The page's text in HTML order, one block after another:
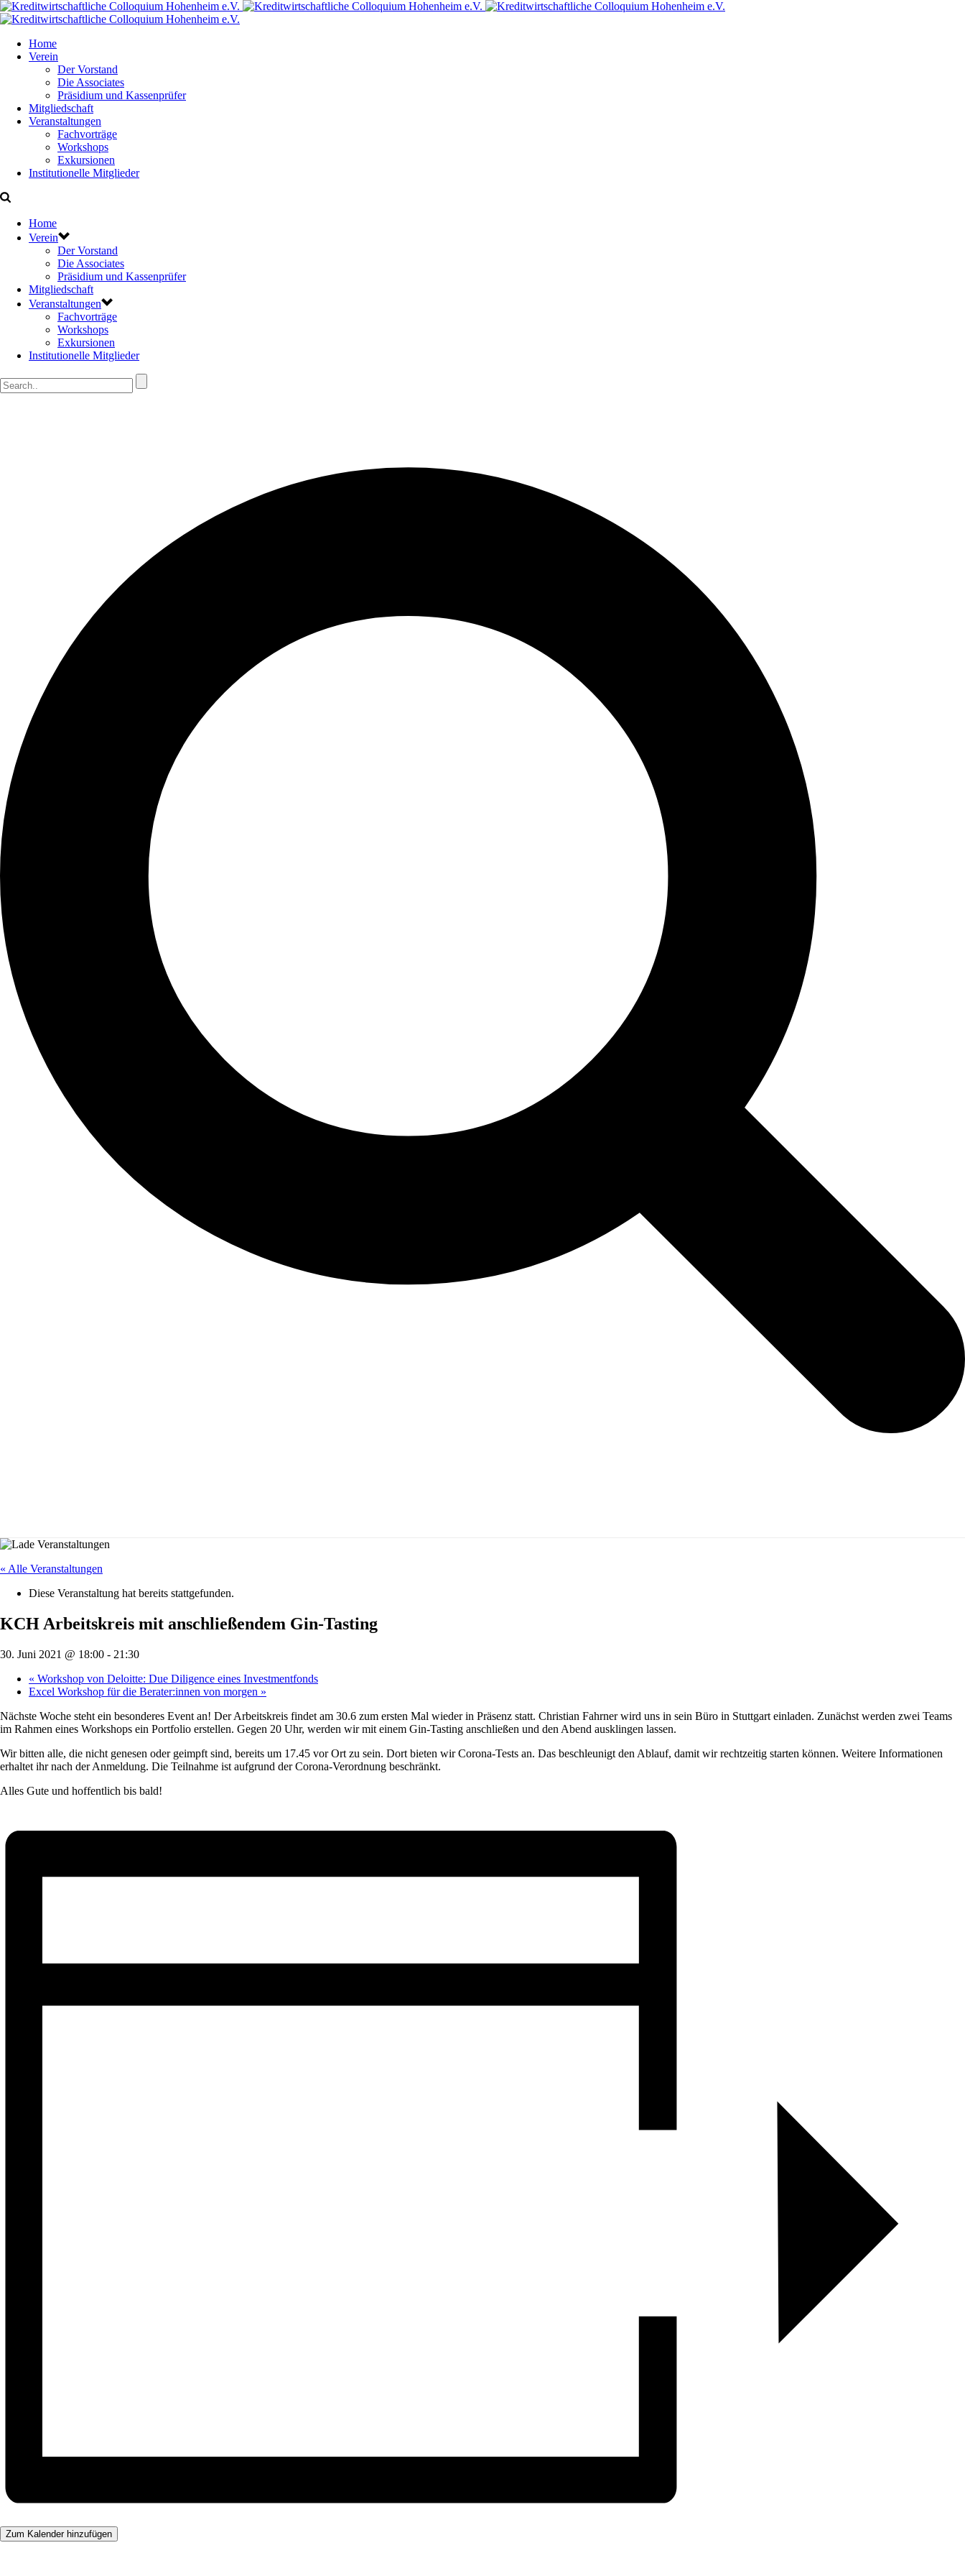
Home
Verein
Der Vorstand
Die Associates
Präsidium und Kassenprüfer
Mitgliedschaft
Veranstaltungen
Fachvorträge
Workshops
Exkursionen
Institutionelle Mitglieder
Home
Verein
Der Vorstand
Die Associates
Präsidium und Kassenprüfer
Mitgliedschaft
Veranstaltungen
Fachvorträge
Workshops
Exkursionen
Institutionelle Mitglieder
« Alle Veranstaltungen
Diese Veranstaltung hat bereits stattgefunden.
KCH Arbeitskreis mit anschließendem Gin-Tasting
30. Juni 2021 @ 18:00 - 21:30
« Workshop von Deloitte: Due Diligence eines Investmentfonds
Excel Workshop für die Berater:innen von morgen »
Nächste Woche steht ein besonderes Event an! Der Arbeitskreis findet am 30.6 zum ersten Mal wieder in Präsenz statt. Christian Fahrner wird uns in sein Büro in Stuttgart einladen. Zunächst werden zwei Teams
im Rahmen eines Workshops ein Portfolio erstellen. Gegen 20 Uhr, werden wir mit einem Gin-Tasting anschließen und den Abend ausklingen lassen.
Wir bitten alle, die nicht genesen oder geimpft sind, bereits um 17.45 vor Ort zu sein. Dort bieten wir Corona-Tests an. Das beschleunigt den Ablauf, damit wir rechtzeitig starten können. Weitere Informationen
erhaltet ihr nach der Anmeldung. Die Teilnahme ist aufgrund der Corona-Verordnung beschränkt.
Alles Gute und hoffentlich bis bald!
Zum Kalender hinzufügen